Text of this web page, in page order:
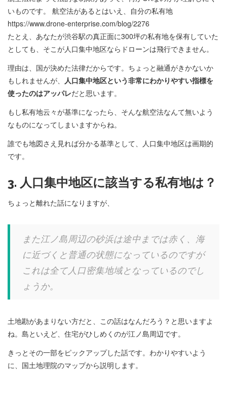
いものです。 航空法があるとはいえ、自分の私有地
https://www.drone-enterprise.com/blog/2276
たとえ、あなたが渋谷駅の真正面に300坪の私有地を保有していた
としても、そこが人口集中地区ならドローンは飛行できません。
理由は、国が決めた法律だからです。ちょっと融通がきかないか
もしれませんが、 人口集中地区という非常にわかりやすい指標を
使ったのはアッパレだと思います。
もし私有地云々が基準になったら、そんな航空法なんて無いよう
なものになってしまいますからね。
誰でも地図さえ見れば分かる基準として、人口集中地区は画期的
です。
3. 人口集中地区に該当する私有地は？
ちょっと離れた話になりますが、
また江ノ島周辺の砂浜は途中までは赤く、 海
に近づくと普通の状態になっているのですが
これは全て人口密集地域となっているのでし
ょうか。
土地勘があまりない方だと、この話はなんだろう？と思いますよ
ね。島といえど、住宅がひしめくのが江ノ島周辺です。
きっとその一部をピックアップした話です。わかりやすいよう
に、国土地理院のマップから説明します。